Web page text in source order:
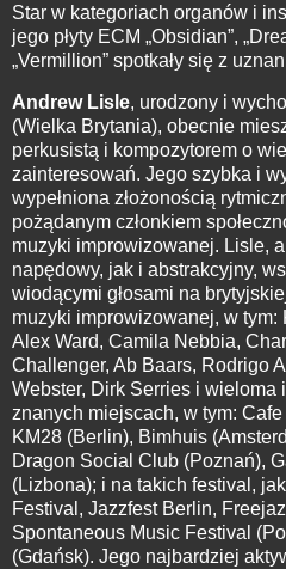
Star w kategoriach organów i
jego płyty ECM „Obsidian”,
„Vermillion” spotkały się z
Andrew Lisle, urodzony i
(Wielka Brytania), obecnie
perkusistą i kompozytorem o
zainteresowań. Jego szybka i
wypełniona złożonością
pożądanym członkiem
muzyki improwizowanej. Lisle,
napędowy, jak i abstrakcyjny,
wiodącymi głosami na
muzyki improwizowanej, w
Alex Ward, Camila Nebbia,
Challenger, Ab Baars, Rodrigo
Webster, Dirk Serries i wieloma
znanych miejscach, w tym:
KM28 (Berlin), Bimhuis
Dragon Social Club (Poznań),
(Lizbona); i na takich festival,
Festival, Jazzfest Berlin,
Spontaneous Music Festival
(Gdańsk). Jego najbardziej